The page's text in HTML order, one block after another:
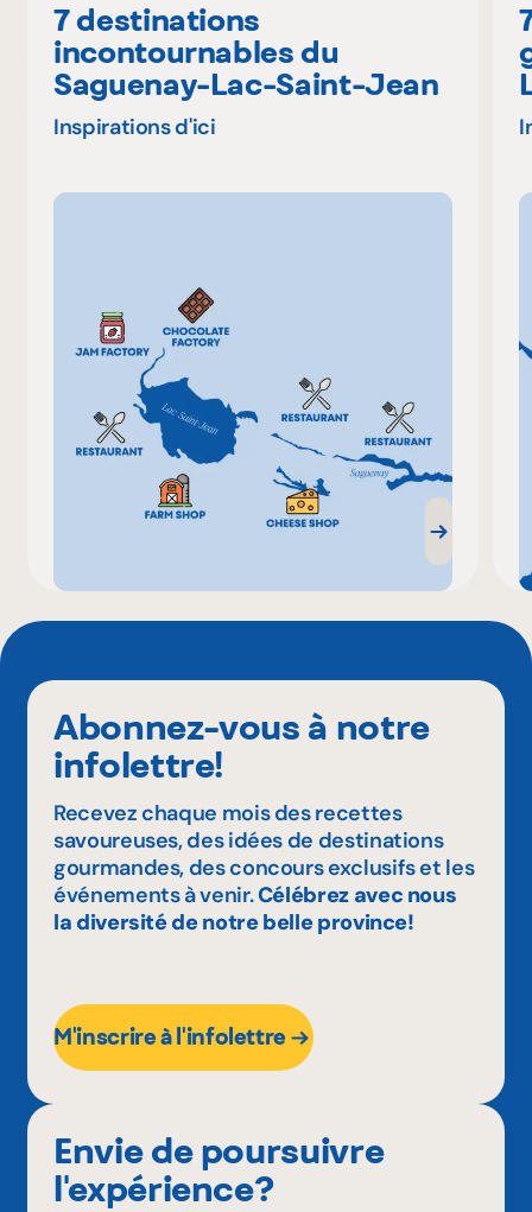
7 destinations
incontournables du
Saguenay-Lac-Saint-Jean
Inspirations d'ici
Abonnez-vous à notre
infolettre!
Recevez chaque mois des recettes
savoureuses, des idées de destinations
gourmandes, des concours exclusifs et les
événements à venir.Célébrez avec nous
la diversité de notre belle province!
M'inscrire à l'infolettre
Envie de poursuivre
l'expérience?